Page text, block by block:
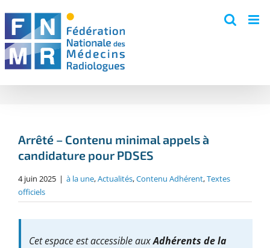
content
Arrêté – Contenu minimal appels à
candidature pour PDSES
4 juin 2025 | à la une,Actualités,Contenu Adhérent,Textes
officiels
Cet espace est accessible auxAdhérents de la